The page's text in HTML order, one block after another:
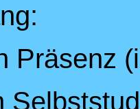
Präsenz